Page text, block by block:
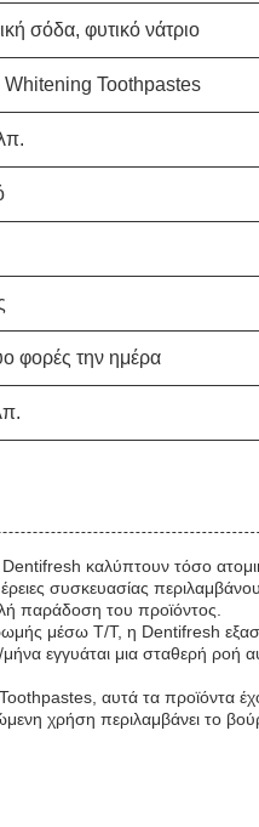
σόδα, φυτικό νάτριο
Toothpastes
φορές την ημέρα
καλύπτουν τόσο
συσκευασίας
παράδοση του προϊόντος.
μέσω T/T, η Dentifresh
εγγυάται μια σταθερή ροή
αυτά τα προϊόντα
χρήση περιλαμβάνει το